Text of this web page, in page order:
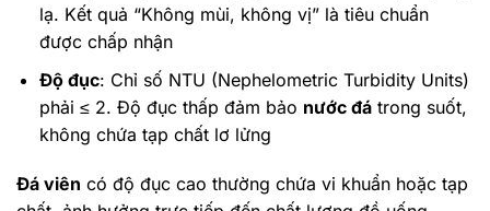
lạ. Kết quả “Không mùi, không vị” là tiêu chuẩn
được chấp nhận
Độ đục: Chỉ số NTU (Nephelometric Turbidity Units)
phải ≤ 2. Độ đục thấp đảm bảo nước đátrong suốt,
không chứa tạp chất lơ lửng
Đá viên có độ đục cao thường chứa vi khuẩn hoặc tạp